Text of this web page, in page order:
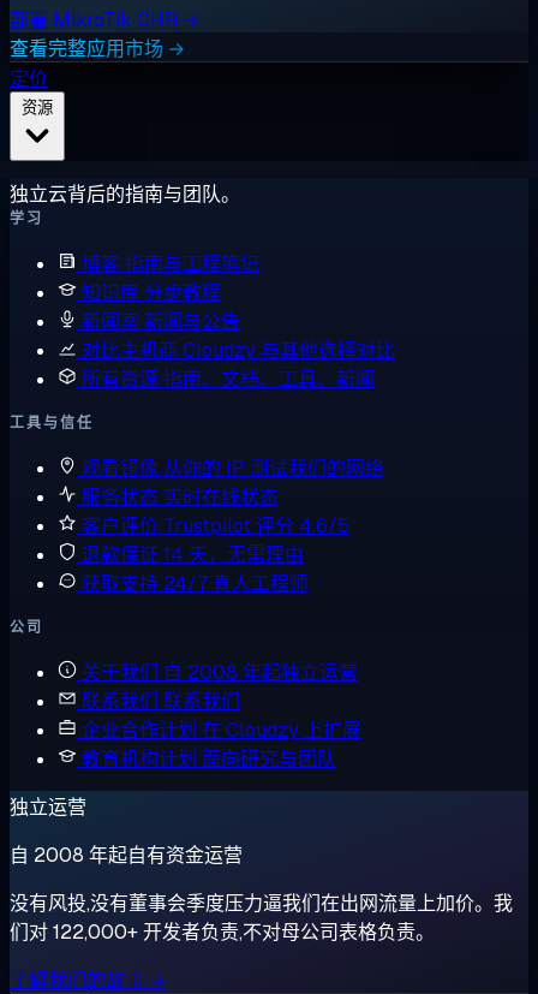
部署 MikroTik CHR →
查看完整应用市场 →
定价
独立云背后的指南与团队。
学习
博客指南与工程笔记
知识库 分步教程
新闻室 新闻与公告
对比主机商 Cloudzy 与其他选择对比
所有资源指南、文档、工具、新闻
工具与信任
观看镜像 从你的 IP 测试我们的网络
服务状态 实时在线状态
客户评价 Trustpilot 评分 4.6/5
退款保证 14 天，无需理由
获取支持 24/7 真人工程师
公司
关于我们 自 2008 年起独立运营
联系我们 联系我们
企业合作计划 在 Cloudzy 上扩展
教育机构计划 面向研究与团队
独立运营
自 2008 年起自有资金运营
没有风投,没有董事会季度压力逼我们在出网流量上加价。我
们对 122,000+ 开发者负责,不对母公司表格负责。
了解我们的故事 →